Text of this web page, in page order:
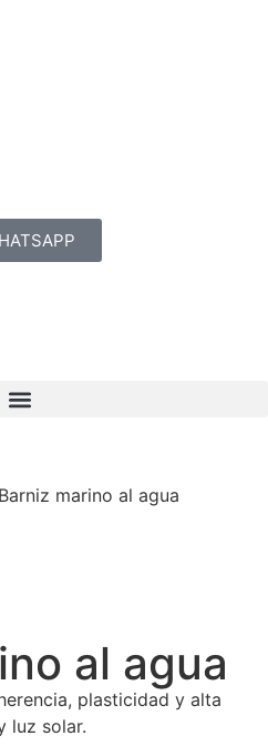
marino al agua
al agua
plasticidad y alta
luz solar.